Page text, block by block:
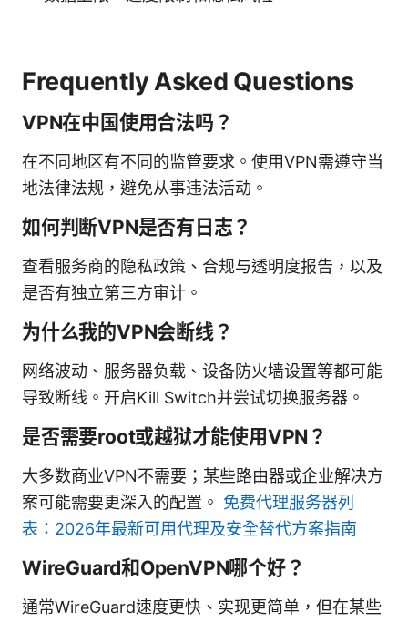
Frequently Asked Questions
VPN在中国使用合法吗？
在不同地区有不同的监管要求。使用VPN需遵守当
地法律法规，避免从事违法活动。
如何判断VPN是否有日志？
查看服务商的隐私政策、合规与透明度报告，以及
是否有独立第三方审计。
为什么我的VPN会断线？
网络波动、服务器负载、设备防火墙设置等都可能
导致断线。开启Kill Switch并尝试切换服务器。
是否需要root或越狱才能使用VPN？
大多数商业VPN不需要；某些路由器或企业解决方
案可能需要更深入的配置。 免费代理服务器列
表：2026年最新可用代理及安全替代方案指南
WireGuard和OpenVPN哪个好？
通常WireGuard速度更快、实现更简单，但在某些